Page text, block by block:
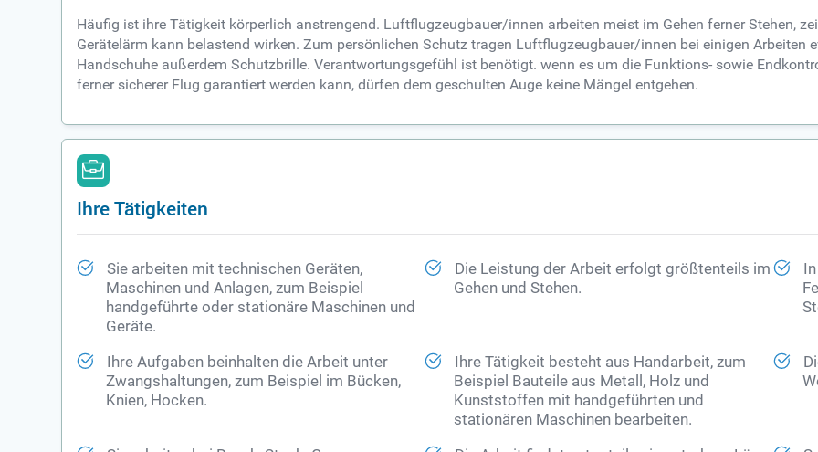
Häufig ist ihre Tätigkeit körperlich anstrengend. Luftflugzeugbauer/innen arbeiten meist im Gehen ferner Stehen,
Gerätelärm kann belastend wirken. Zum persönlichen Schutz tragen Luftflugzeugbauer/innen bei einigen Arbeiten
Handschuhe außerdem Schutzbrille. Verantwortungsgefühl ist benötigt. wenn es um die Funktions- sowie
ferner sicherer Flug garantiert werden kann, dürfen dem geschulten Auge keine Mängel entgehen.
Ihre Tätigkeiten
Sie arbeiten mit technischen Geräten,
Maschinen und Anlagen, zum Beispiel
handgeführte oder stationäre Maschinen und
Geräte.
Die Leistung der Arbeit erfolgt größtenteils im
Gehen und Stehen.
Ihre Aufgaben beinhalten die Arbeit unter
Zwangshaltungen, zum Beispiel im Bücken,
Knien, Hocken.
Ihre Tätigkeit besteht aus Handarbeit, zum
Beispiel Bauteile aus Metall, Holz und
Kunststoffen mit handgeführten und
stationären Maschinen bearbeiten.